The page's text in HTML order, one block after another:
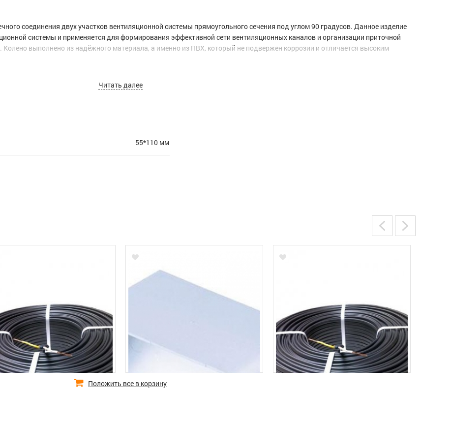
соединения двух участков вентиляционной системы прямоугольного сечения под углом 90 градусов. Данное изделие
системы и применяется для формирования эффективной сети вентиляционных каналов и организации приточной
выполнено из надёжного материала, а именно из ПВХ, который не подвержен коррозии и отличается высоким
Читать далее
55*110 мм
Положить все в корзину